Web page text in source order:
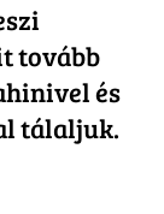
tovább
és
tálaljuk.